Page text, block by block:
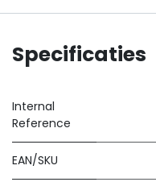
Specificaties
Internal
Reference
EAN/SKU